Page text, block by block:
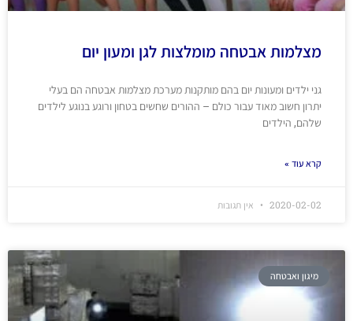
מצלמות אבטחה מומלצות לגן ומעון יום
גני ילדים ומעונות יום בהם מותקנות מערכת מצלמות אבטחה הם בעלי
יתרון חשוב מאוד עבור כולם – ההורים שחשים בטחון ורוגע בנוגע לילדים
שלהם, הילדים
קרא עוד »
2020-02-02 אין תגובות
מיגון ואבטחה